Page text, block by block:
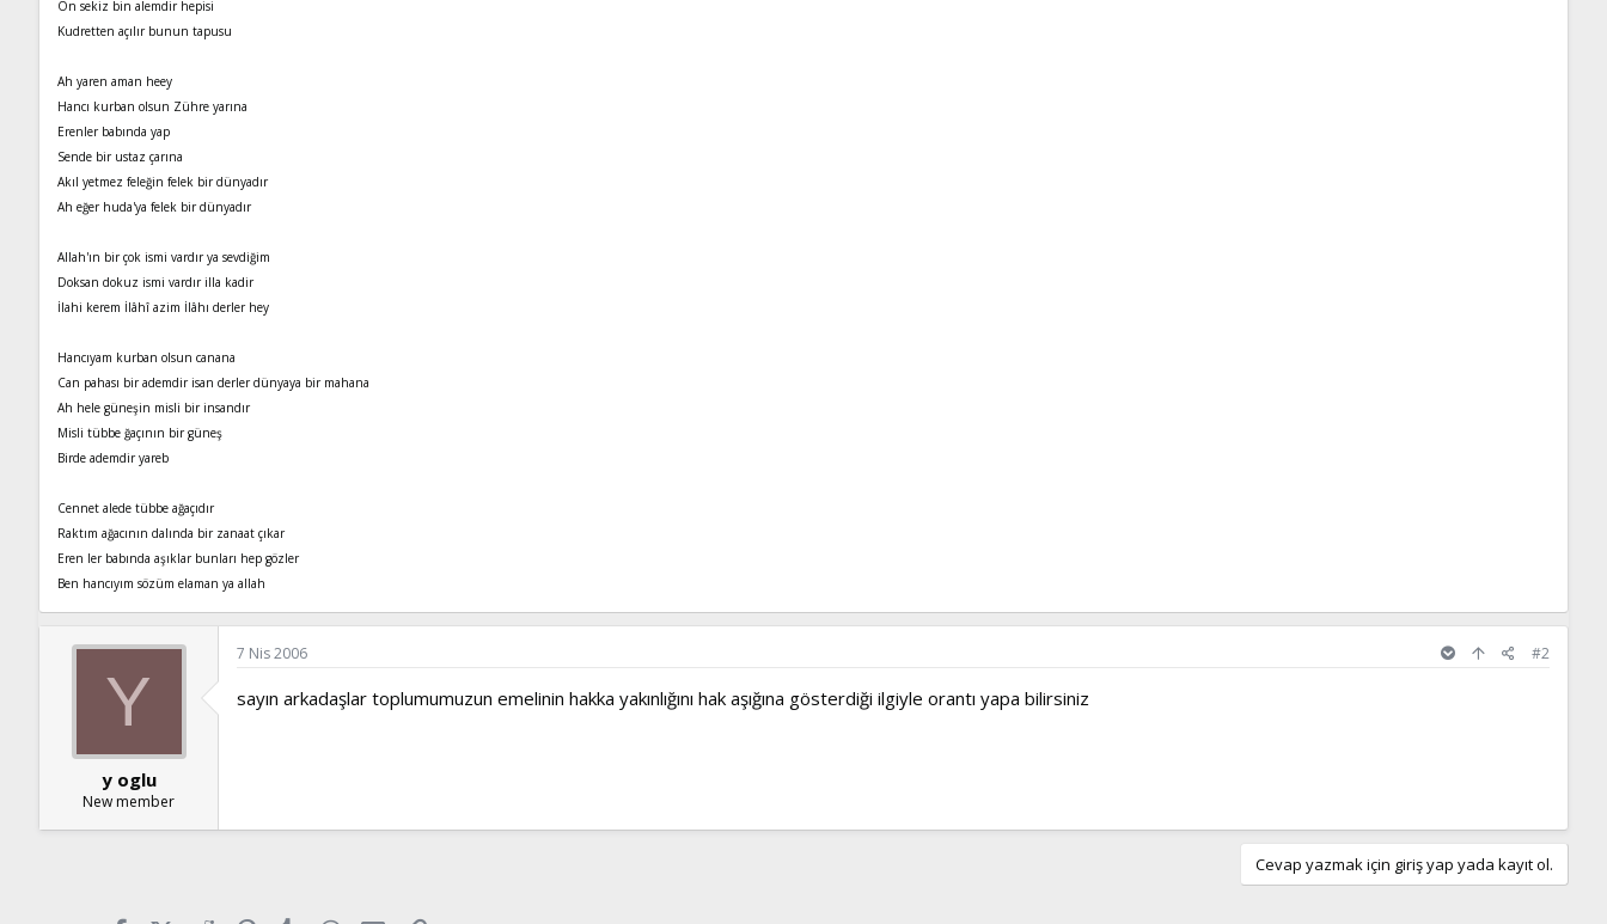
On sekiz bin alemdir hepisi
Kudretten açılır bunun tapusu
Ah yaren aman heey
Hancı kurban olsun Zühre yarına
Erenler babında yap
Sende bir ustaz çarına
Akıl yetmez feleğin felek bir dünyadır
Ah eğer huda'ya felek bir dünyadır
Allah'ın bir çok ismi vardır ya sevdiğim
Doksan dokuz ismi vardır illa kadir
İlahi kerem İlâhî azim İlâhı derler hey
Hancıyam kurban olsun canana
Can pahası bir ademdir isan derler dünyaya bir mahana
Ah hele güneşin misli bir insandır
Misli tübbe ğaçının bir güneş
Birde ademdir yareb
Cennet alede tübbe ağaçıdır
Raktım ağacının dalında bir zanaat çıkar
Eren ler babında aşıklar bunları hep gözler
Ben hancıyım sözüm elaman ya allah
Y
y oglu
New member
7 Nis 2006 #2
sayın arkadaşlar toplumumuzun emelinin hakka yakınlığını hak aşığına gösterdiği ilgiyle orantı yapa bilirsiniz
Cevap yazmak için giriş yap yada kayıt ol.